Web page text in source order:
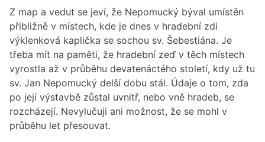
Z map a vedut se jeví, že Nepomucký býval umístěn
přibližně v místech, kde je dnes v hradební zdi
výklenková kaplička se sochou sv. Šebestiána. Je
třeba mít na paměti, že hradební zeď v těch místech
vyrostla až v průběhu devatenáctého století, kdy už tu
sv. Jan Nepomucký delší dobu stál. Údaje o tom, zda
po její výstavbě zůstal uvnitř, nebo vně hradeb, se
rozcházejí. Nevylučuji ani možnost, že se mohl v
průběhu let přesouvat.